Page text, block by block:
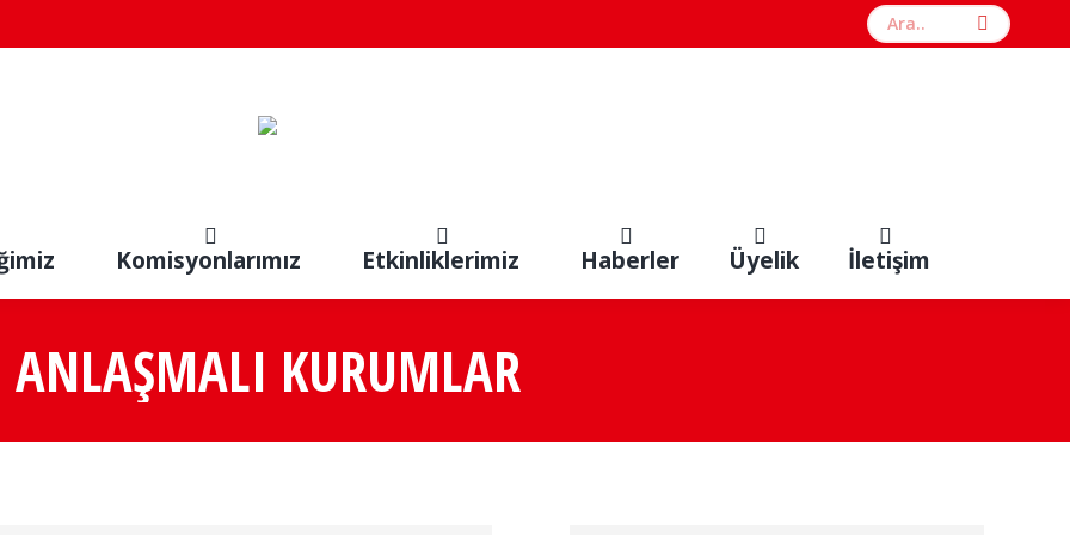
Search:
Komisyonlarımız Etkinliklerimiz Haberler Üyelik İletişim
ANLAŞMALI KURUMLAR